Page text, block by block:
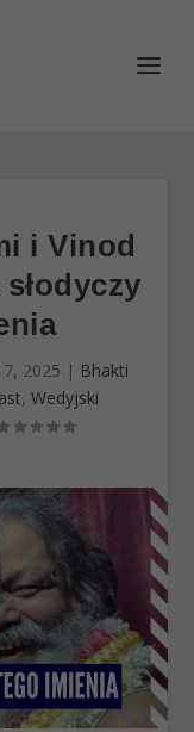
i Vinod
2025 | Bhakti
, Wedyjski